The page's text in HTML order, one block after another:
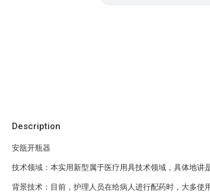
Description
安瓿开瓶器
技术领域：本实用新型属于医疗用具技术领域，具体地讲
背景技术：目前，护理人员在给病人进行配药时，大多使